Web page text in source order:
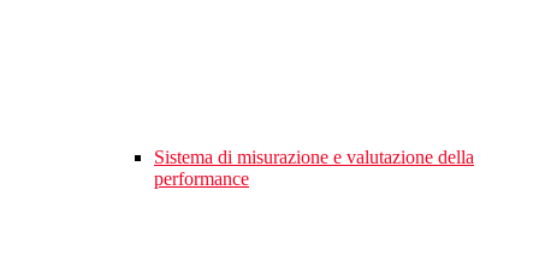
Sistema di misurazione e valutazione della
performance